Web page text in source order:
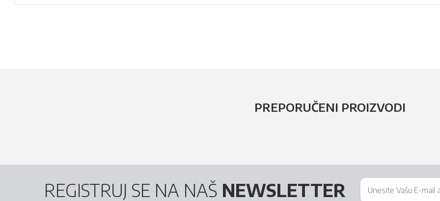
PREPORUČENI PROIZVODI
REGISTRUJ SE NA NAŠ NEWSLETTER